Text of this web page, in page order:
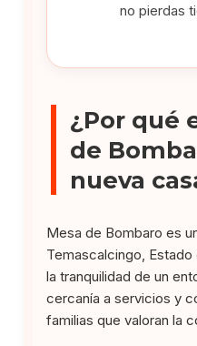
no pierdas
¿Por qué
de
nueva
Mesa de Bombaro es
Temascalcingo,
la tranquilidad de un
cercanía a servicios y
familias que valoran la